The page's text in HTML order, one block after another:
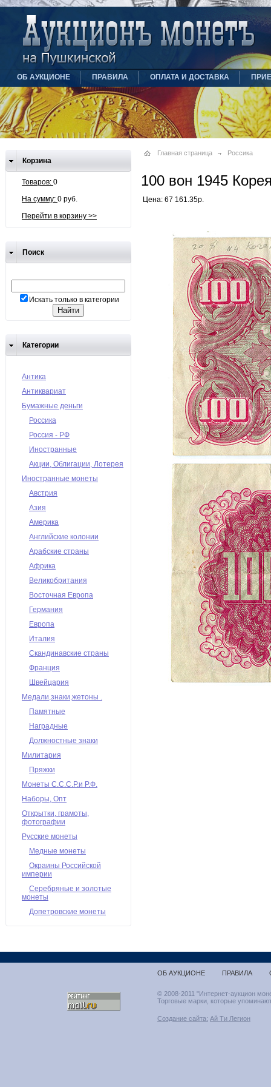
ОБ АУКЦИОНЕ ПРАВИЛА ОПЛАТА И ДОСТАВКА
Корзина
Товаров: 0
На сумму: 0 руб.
Перейти в корзину >>
Поиск
Искать только в категории
Категории
Антика
Антиквариат
Бумажные деньги
Россика
Россия - РФ
Иностранные
Акции, Облигации, Лотерея
Иностранные монеты
Австрия
Азия
Америка
Английские колонии
Арабские страны
Африка
Великобритания
Восточная Европа
Германия
Европа
Италия
Скандинавские страны
Франция
Швейцария
Медали,знаки,жетоны .
Памятные
Наградные
Должностные знаки
Милитария
Пряжки
Монеты С.С.С.Р.и Р.Ф.
Наборы, Опт
Открытки, грамоты,
фотографии
Русские монеты
Медные монеты
Окраины Российской
империи
Серебряные и золотые
монеты
Допетровские монеты
Главная страница Россика
100 вон 1945
Цена: 67 161.35р.
ОБ АУКЦИОНЕ ПРАВИЛА
© 2008-2011 "Интернет-аукцион
Торговые марки, которые
Создание сайта: Ай Ти Легион